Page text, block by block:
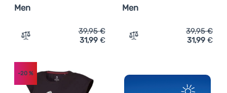
Men
Zum Vergleich 'Herren T-Shirt Ocún Classic T Organic
39,95€
31,99 €
Men
Zum Vergleich 'Herren T-
39,95€
31,99 €
-20 %